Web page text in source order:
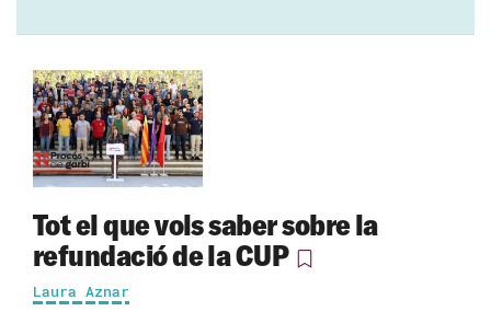
Tot el que vols saber sobre la
refundació de la CUP
Laura Aznar